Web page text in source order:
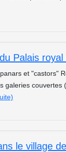
et "castors"
galeries
le village